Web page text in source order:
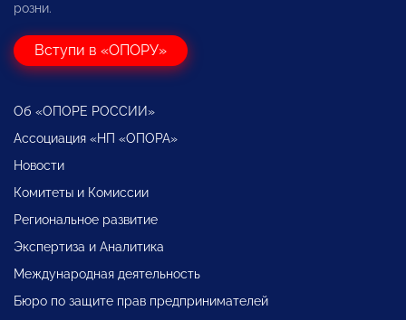
розни.
Вступи в «ОПОРУ»
Об «ОПОРЕ РОССИИ»
Ассоциация «НП «ОПОРА»
Новости
Комитеты и Комиссии
Региональное развитие
Экспертиза и Аналитика
Международная деятельность
Бюро по защите прав предпринимателей